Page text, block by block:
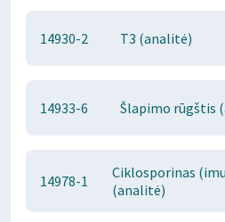
14930-2 T3 (analitė)
14933-6 Šlapimo rūgštis
14978-1
Ciklosporinas
(analitė)